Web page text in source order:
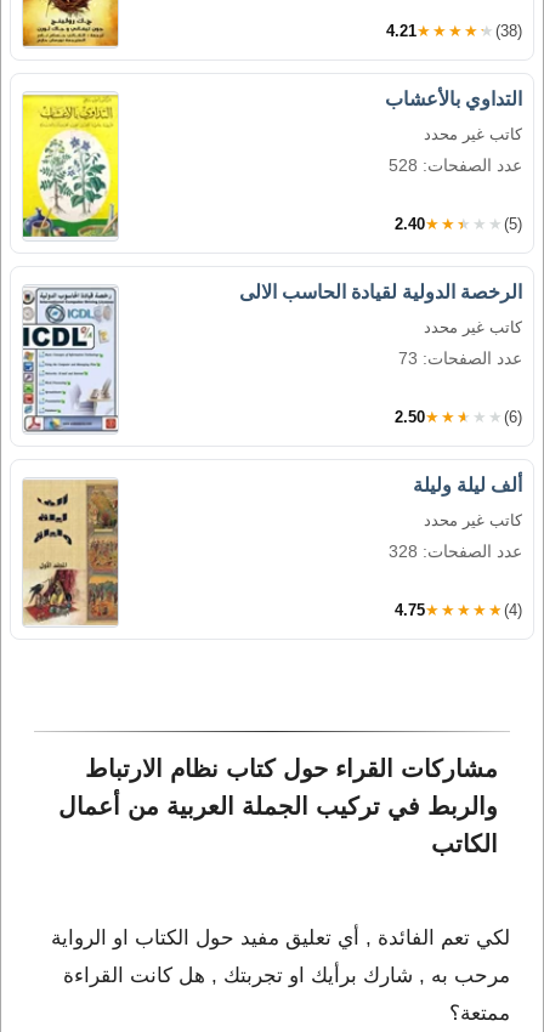
4.21★★★★★ (38)
التداوي بالأعشاب
كاتب غير محدد
عدد الصفحات: 528
2.40★★★★★ (5)
الرخصة الدولية لقيادة الحاسب الالى
كاتب غير محدد
عدد الصفحات: 73
2.50★★★★★ (6)
ألف ليلة وليلة
كاتب غير محدد
عدد الصفحات: 328
4.75★★★★★ (4)
مشاركات القراء حول كتاب نظام الارتباط
والربط في تركيب الجملة العربية من أعمال
الكاتب
لكي تعم الفائدة , أي تعليق مفيد حول الكتاب او الرواية
مرحب به , شارك برأيك او تجربتك , هل كانت القراءة
ممتعة؟